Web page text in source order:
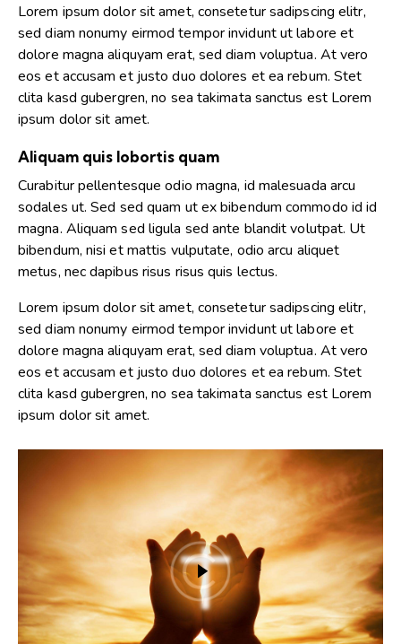
Lorem ipsum dolor sit amet, consetetur sadipscing elitr,
sed diam nonumy eirmod tempor invidunt ut labore et
dolore magna aliquyam erat, sed diam voluptua. At vero
eos et accusam et justo duo dolores et ea rebum. Stet
clita kasd gubergren, no sea takimata sanctus est Lorem
ipsum dolor sit amet.
Aliquam quis lobortis quam
Curabitur pellentesque odio magna, id malesuada arcu
sodales ut. Sed sed quam ut ex bibendum commodo id id
magna. Aliquam sed ligula sed ante blandit volutpat. Ut
bibendum, nisi et mattis vulputate, odio arcu aliquet
metus, nec dapibus risus risus quis lectus.
Lorem ipsum dolor sit amet, consetetur sadipscing elitr,
sed diam nonumy eirmod tempor invidunt ut labore et
dolore magna aliquyam erat, sed diam voluptua. At vero
eos et accusam et justo duo dolores et ea rebum. Stet
clita kasd gubergren, no sea takimata sanctus est Lorem
ipsum dolor sit amet.